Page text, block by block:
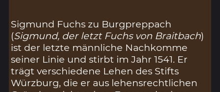
Sigmund Fuchs zu Burgpreppach
(Sigmund, der letzt Fuchs von Braitbach)
ist der letzte männliche Nachkomme
seiner Linie und stirbt im Jahr 1541. Er
trägt verschiedene Lehen des Stifts
Würzburg, die er aus lehensrechtlichen